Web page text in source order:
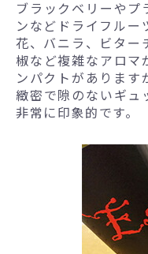
ブラックベリーやプ
ンなどドライフル
花、バニラ、ビター
椒など複雑なアロマ
ンパクトがありま
緻密で隙のないギュ
非常に印象的です。